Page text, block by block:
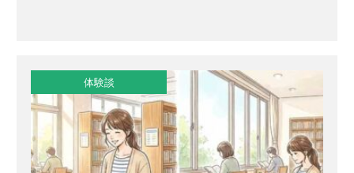
体験談